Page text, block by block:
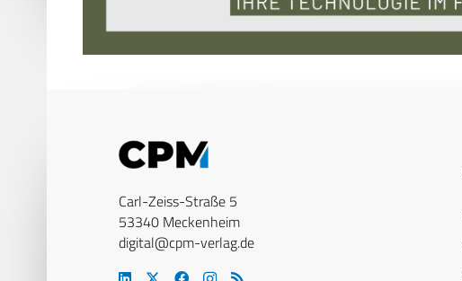
Carl-Zeiss-Straße 5
53340 Meckenheim
digital@cpm-verlag.de